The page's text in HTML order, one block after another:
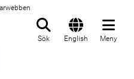
Sök English Meny